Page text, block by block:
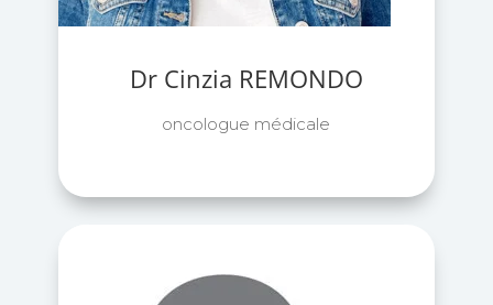
Dr Cinzia REMONDO
oncologue médicale